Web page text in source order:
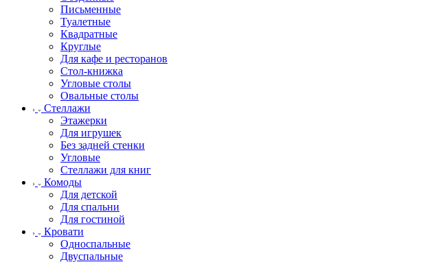
Письменные
Туалетные
Квадратные
Круглые
Для кафе и ресторанов
Стол-книжка
Угловые столы
Овальные столы
Стеллажи
Этажерки
Для игрушек
Без задней стенки
Угловые
Стеллажи для книг
Комоды
Для детской
Для спальни
Для гостиной
Кровати
Односпальные
Двуспальные